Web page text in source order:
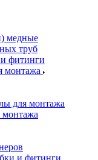
медные
труб
фитинги
монтажа
для монтажа
и фитинги